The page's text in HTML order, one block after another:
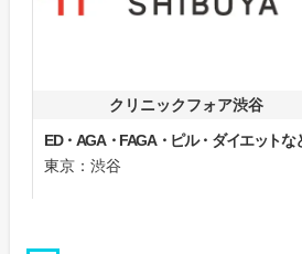
クリニックフォア渋谷
ED・AGA・FAGA・ピル・ダイエットな
東京：渋谷